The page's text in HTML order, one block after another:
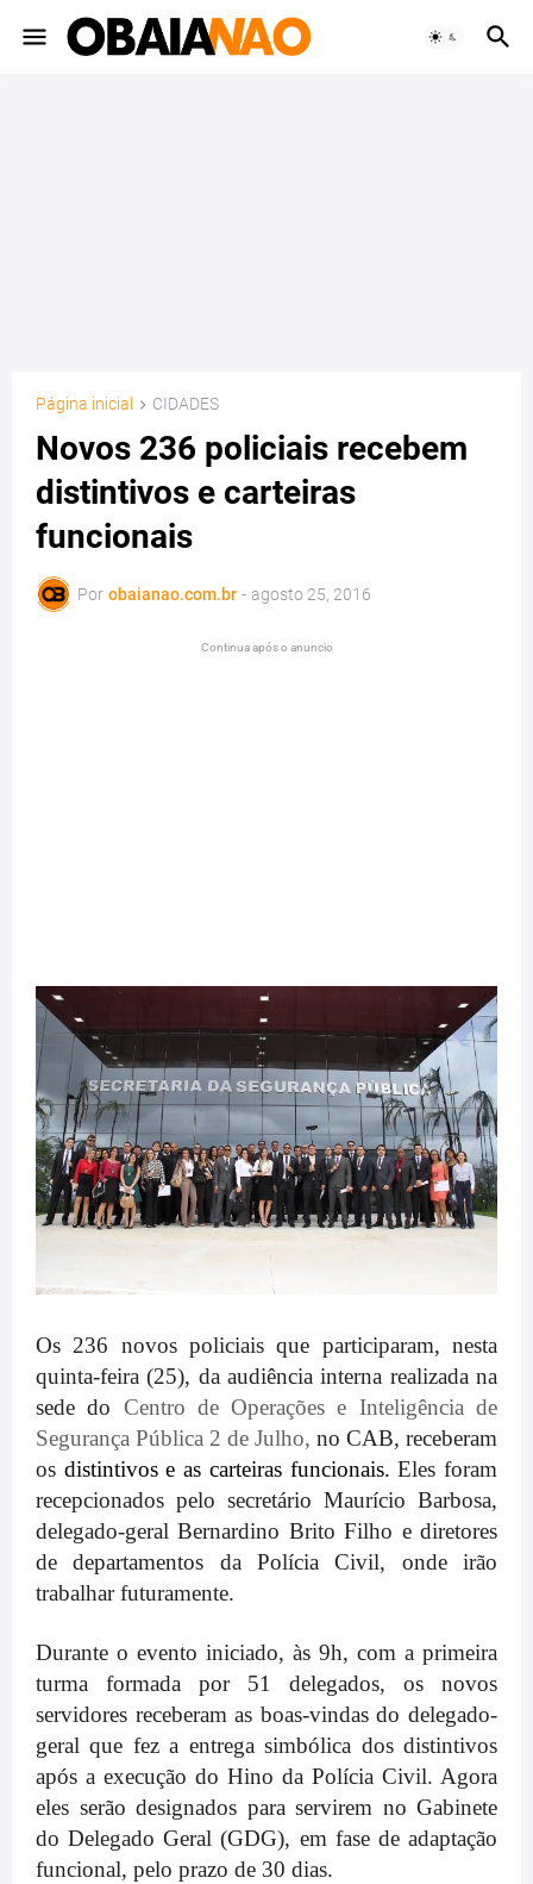
Página inicial CIDADES
Novos 236 policiais recebem
distintivos e carteiras
funcionais
Por obaianao.com.br - agosto 25, 2016
Continua após o anuncio
Os 236 novos policiais que participaram, nesta
quinta-feira (25), da audiência interna realizada na
sede do Centro de Operações e Inteligência de
Segurança Pública 2 de Julho, no CAB, receberam
os distintivos e as carteiras funcionais. Elesforam
recepcionados pelo secretário Maurício Barbosa,
delegado-geral Bernardino Brito Filho e diretores
de departamentos da Polícia Civil, onde irão
trabalhar futuramente.
Durante o evento iniciado, às 9h, com a primeira
turma formada por 51 delegados, os novos
servidores receberam as boas-vindas do delegado-
geral que fez a entrega simbólica dos distintivos
após a execução do Hino da Polícia Civil. Agora
eles serão designados para servirem no Gabinete
do Delegado Geral (GDG), em fase de adaptação
funcional, pelo prazo de 30 dias.